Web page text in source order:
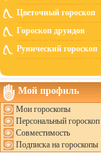
Цветочный гороскоп
Гороскоп друидов
Рунический гороскоп
Мой профиль
Мои гороскопы
Персональный гороскоп
Совместимость
Подписка на гороскопы